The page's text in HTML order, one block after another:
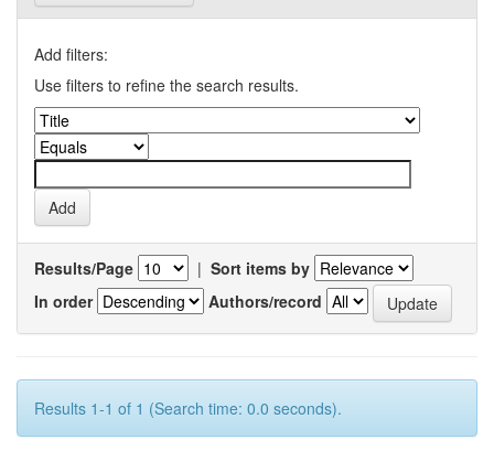
Add filters:
Use filters to refine the search results.
Results/Page | Sort items by
In order
Authors/record
Results 1-1 of 1 (Search time: 0.0 seconds).